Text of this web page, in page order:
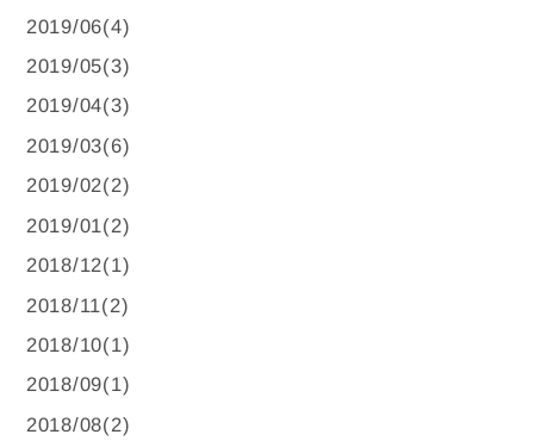
2019/06(4)
2019/05(3)
2019/04(3)
2019/03(6)
2019/02(2)
2019/01(2)
2018/12(1)
2018/11(2)
2018/10(1)
2018/09(1)
2018/08(2)